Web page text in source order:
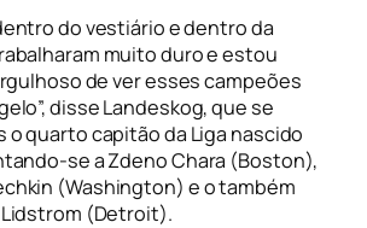
do vestiário e dentro da
muito duro e estou
de ver esses campeões
disse Landeskog, que se
o quarto capitão da Liga nascido
se a Zdeno Chara (Boston),
(Washington) e o também
(Detroit).